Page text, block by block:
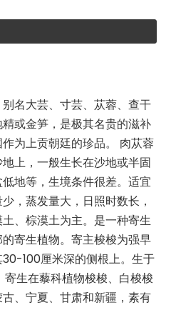
名大芸、寸芸、苁蓉、查干
或金笋，是极其名贵的滋补
为上贡朝廷的珍品。 肉苁蓉
上，一般生长在沙地或半固
地等，生境条件很差。适宜
，蒸发量大，日照时数长，
、棕漠土为主。是一种寄生
寄生植物。寄主梭梭为强早
100厘米深的侧根上。生于
生在藜科植物梭梭、白梭梭
、宁夏、甘肃和新疆，素有